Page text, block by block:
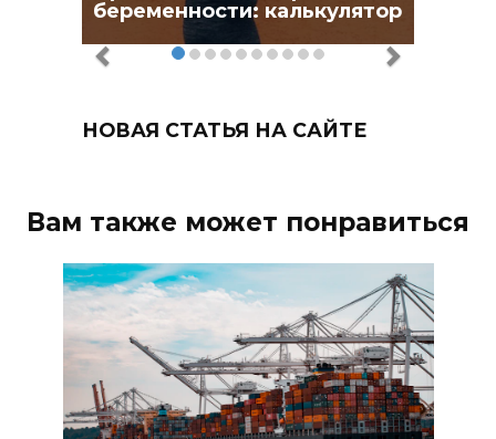
беременности: калькулятор
НОВАЯ СТАТЬЯ НА САЙТЕ
Вам также может понравиться